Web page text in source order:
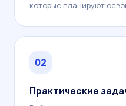
которые планируют
02
Практические